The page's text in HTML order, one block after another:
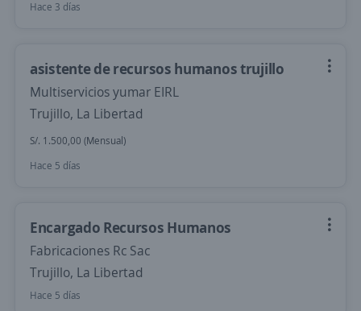
Hace 3 días
asistente de recursos humanos trujillo
Multiservicios yumar EIRL
Trujillo, La Libertad
S/. 1.500,00 (Mensual)
Hace 5 días
Encargado Recursos Humanos
Fabricaciones Rc Sac
Trujillo, La Libertad
Hace 5 días